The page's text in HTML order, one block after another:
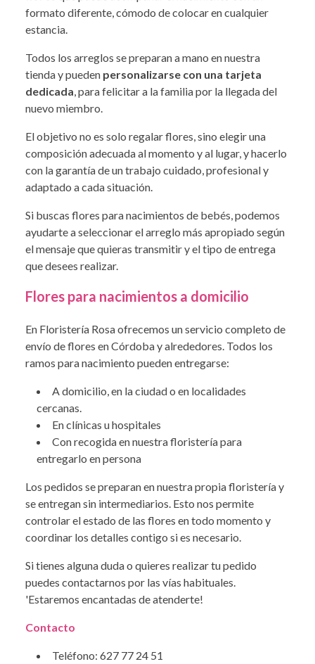
formato diferente, cómodo de colocar en cualquier
estancia.
Todos los arreglos se preparan a mano en nuestra
tienda y pueden personalizarse con una tarjeta
dedicada , para felicitar a la familia por la llegada del
nuevo miembro.
El objetivo no es solo regalar flores, sino elegir una
composición adecuada al momento y al lugar, y hacerlo
con la garantía de un trabajo cuidado, profesional y
adaptado a cada situación.
Si buscas flores para nacimientos de bebés, podemos
ayudarte a seleccionar el arreglo más apropiado según
el mensaje que quieras transmitir y el tipo de entrega
que desees realizar.
Flores para nacimientos a domicilio
En Floristería Rosa ofrecemos un servicio completo de
envío de flores en Córdoba y alrededores. Todos los
ramos para nacimiento pueden entregarse:
A domicilio, en la ciudad o en localidades
cercanas.
En clínicas u hospitales
Con recogida en nuestra floristería para
entregarlo en persona
Los pedidos se preparan en nuestra propia floristería y
se entregan sin intermediarios. Esto nos permite
controlar el estado de las flores en todo momento y
coordinar los detalles contigo si es necesario.
Si tienes alguna duda o quieres realizar tu pedido
puedes contactarnos por las vías habituales.
'Estaremos encantadas de atenderte!
Contacto
Teléfono: 627 77 24 51